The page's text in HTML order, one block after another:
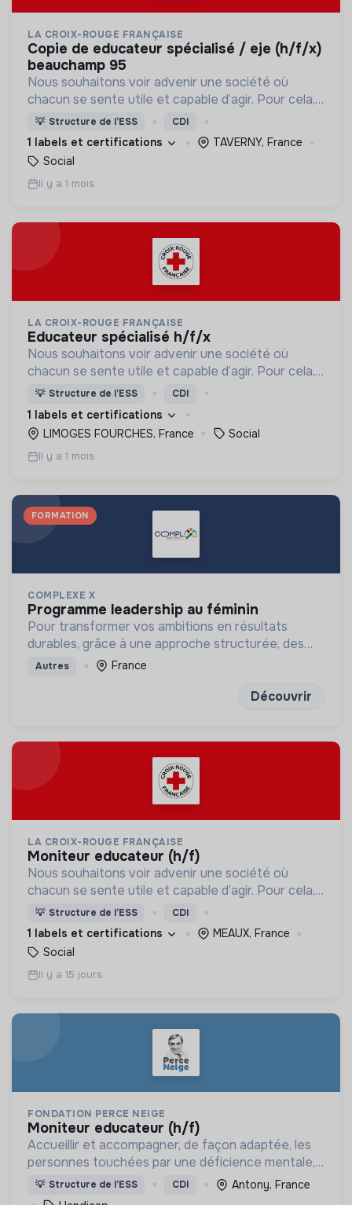
LA CROIX-ROUGE FRANÇAISE
copie de educateur spécialisé / eje (h/f/x)
beauchamp 95
Nous souhaitons voir advenir une société où
chacun se sente utile et capable d’agir. Pour cela,
nous proposons des moyens et des lieux
d’engagement innovants et adaptés à tous.
💡 Structure de l’ESS CDI
1 labels et certifications
TAVERNY, France
Social
Il y a 1 mois
LA CROIX-ROUGE FRANÇAISE
educateur spécialisé h/f/x
Nous souhaitons voir advenir une société où
chacun se sente utile et capable d’agir. Pour cela,
nous proposons des moyens et des lieux
d’engagement innovants et adaptés à tous.
💡 Structure de l’ESS CDI
1 labels et certifications
LIMOGES FOURCHES, France
Social
Il y a 1 mois
FORMATION
COMPLEXE X
programme leadership au féminin
Pour transformer vos ambitions en résultats
durables, grâce à une approche structurée, des
outils concrets et des exercices de réflexion
Autres France
Découvrir
LA CROIX-ROUGE FRANÇAISE
moniteur educateur (h/f)
Nous souhaitons voir advenir une société où
chacun se sente utile et capable d’agir. Pour cela,
nous proposons des moyens et des lieux
d’engagement innovants et adaptés à tous.
💡 Structure de l’ESS CDI
1 labels et certifications
MEAUX, France
Social
Il y a 15 jours
FONDATION PERCE NEIGE
moniteur educateur (h/f)
Accueillir et accompagner, de façon adaptée, les
personnes touchées par une déficience mentale,
un handicap physique ou psychique
💡 Structure de l’ESS CDI
Antony, France